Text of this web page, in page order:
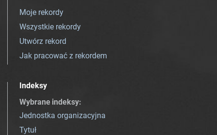
Moje rekordy
Wszystkie rekordy
Utwórz rekord
Jak pracować z rekordem
Indeksy
Wybrane indeksy:
Jednostka organizacyjna
Tytuł